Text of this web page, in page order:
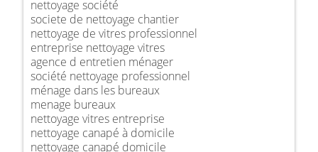
nettoyage société
societe de nettoyage chantier
nettoyage de vitres professionnel
entreprise nettoyage vitres
agence d entretien ménager
société nettoyage professionnel
ménage dans les bureaux
menage bureaux
nettoyage vitres entreprise
nettoyage canapé à domicile
nettoyage canapé domicile